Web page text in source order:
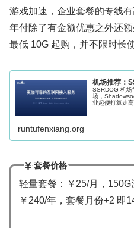
游戏加速，企业套餐的专线
年付除了有金额优惠之外还
最低 10G 起购，并不限时长使
机场推荐：
SSRDOG 机
场，
业起便打算走
runtufenxiang.org
套餐价格
轻量套餐：￥25/月，150G
￥240/年，套餐月份+2 即